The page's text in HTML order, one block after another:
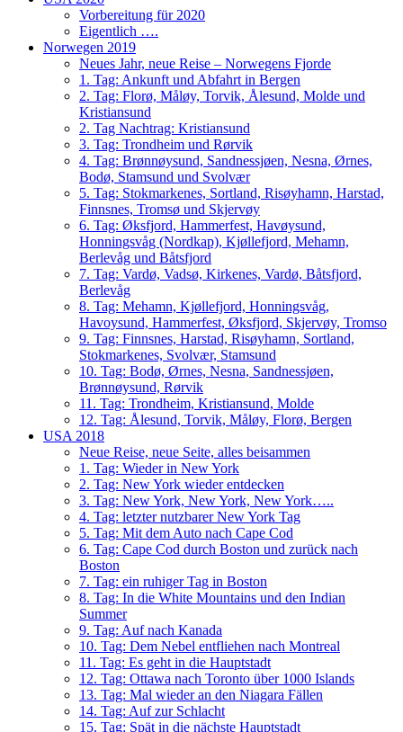
Vorbereitung für 2020
Eigentlich ….
Norwegen 2019
Neues Jahr, neue Reise – Norwegens Fjorde
1. Tag: Ankunft und Abfahrt in Bergen
2. Tag: Florø, Måløy, Torvik, Ålesund, Molde und
Kristiansund
2. Tag Nachtrag: Kristiansund
3. Tag: Trondheim und Rørvik
4. Tag: Brønnøysund, Sandnessjøen, Nesna, Ørnes,
Bodø, Stamsund und Svolvær
5. Tag: Stokmarkenes, Sortland, Risøyhamn, Harstad,
Finnsnes, Tromsø und Skjervøy
6. Tag: Øksfjord, Hammerfest, Havøysund,
Honningsvåg (Nordkap), Kjøllefjord, Mehamn,
Berlevåg und Båtsfjord
7. Tag: Vardø, Vadsø, Kirkenes, Vardø, Båtsfjord,
Berlevåg
8. Tag: Mehamn, Kjøllefjord, Honningsvåg,
Havoysund, Hammerfest, Øksfjord, Skjervøy, Tromso
9. Tag: Finnsnes, Harstad, Risøyhamn, Sortland,
Stokmarkenes, Svolvær, Stamsund
10. Tag: Bodø, Ørnes, Nesna, Sandnessjøen,
Brønnøysund, Rørvik
11. Tag: Trondheim, Kristiansund, Molde
12. Tag: Ålesund, Torvik, Måløy, Florø, Bergen
USA 2018
Neue Reise, neue Seite, alles beisammen
1. Tag: Wieder in New York
2. Tag: New York wieder entdecken
3. Tag: New York, New York, New York…..
4. Tag: letzter nutzbarer New York Tag
5. Tag: Mit dem Auto nach Cape Cod
6. Tag: Cape Cod durch Boston und zurück nach
Boston
7. Tag: ein ruhiger Tag in Boston
8. Tag: In die White Mountains und den Indian
Summer
9. Tag: Auf nach Kanada
10. Tag: Dem Nebel entfliehen nach Montreal
11. Tag: Es geht in die Hauptstadt
12. Tag: Ottawa nach Toronto über 1000 Islands
13. Tag: Mal wieder an den Niagara Fällen
14. Tag: Auf zur Schlacht
15. Tag: Spät in die nächste Hauptstadt